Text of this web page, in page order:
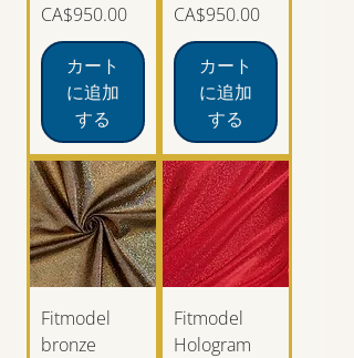
価格
CA$950.00
カート
に追加
する
価格
CA$950.00
カート
に追加
する
Fitmodel
bronze
Fitmodel
Hologram